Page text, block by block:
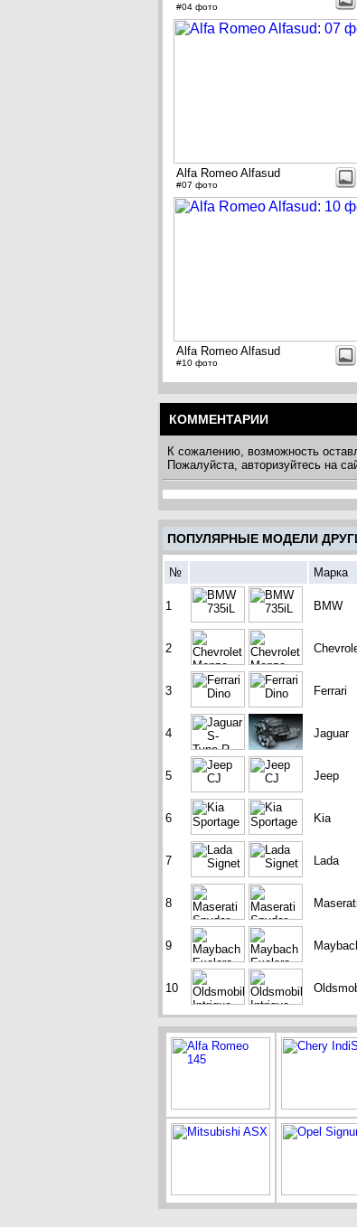
#04 фото
Alfa Romeo Alfasud
#07 фото
Alfa Romeo Alfasud
#10 фото
КОММЕНТАРИИ
К сожалению, возможность
Пожалуйста, авторизуйтесь на
ПОПУЛЯРНЫЕ МОДЕЛИ
№ Марка
1 BMW
2
3 Ferrari
4 Jaguar
5 Jeep
6 Kia
7 Lada
8 Maserati
9
10